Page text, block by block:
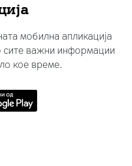
мобилна апликација
сите важни информации
кое време.